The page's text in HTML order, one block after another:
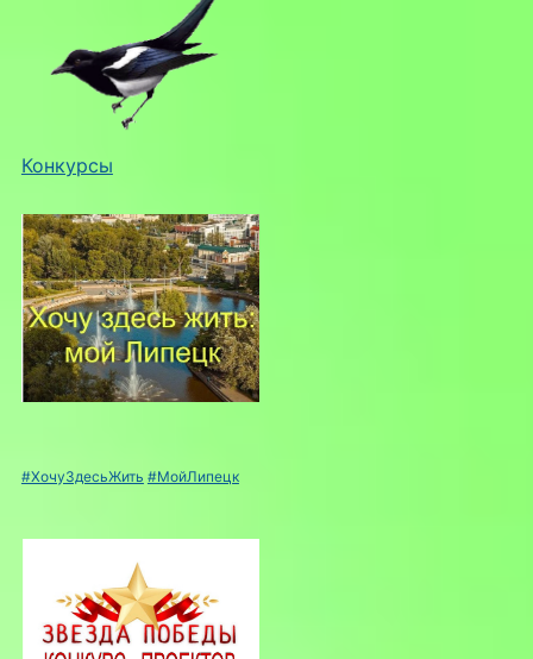
Конкурсы
#ХочуЗдесьЖить #МойЛипецк